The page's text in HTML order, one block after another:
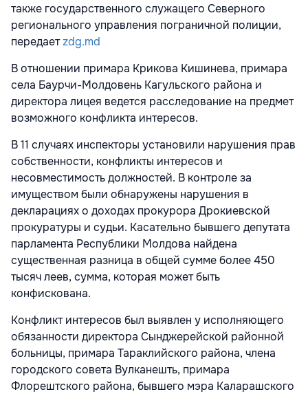
также государственного служащего Северного
регионального управления пограничной полиции,
передаетzdg.md
В отношении примара Крикова Кишинева, примара
села Баурчи-Молдовень Кагульского района и
директора лицея ведется расследование на предмет
возможного конфликта интересов.
В 11 случаях инспекторы установили нарушения прав
собственности, конфликты интересов и
несовместимость должностей. В контроле за
имуществом были обнаружены нарушения в
декларациях о доходах прокурора Дрокиевской
прокуратуры и судьи. Касательно бывшего депутата
парламента Республики Молдова найдена
существенная разница в общей сумме более 450
тысяч леев, сумма, которая может быть
конфискована.
Конфликт интересов был выявлен у исполняющего
обязанности директора Сынджерейской районной
больницы, примара Тараклийского района, члена
городского совета Вулканешть, примара
Флорештского района, бывшего мэра Каларашского